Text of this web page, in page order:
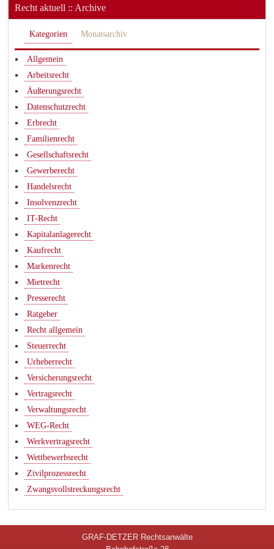
Recht aktuell :: Archive
Kategorien Monatsarchiv
Allgemein
Arbeitsrecht
Äußerungsrecht
Datenschutzrecht
Erbrecht
Familienrecht
Gesellschaftsrecht
Gewerberecht
Handelsrecht
Insolvenzrecht
IT-Recht
Kapitalanlagerecht
Kaufrecht
Markenrecht
Mietrecht
Presserecht
Ratgeber
Recht allgemein
Steuerrecht
Urheberrecht
Versicherungsrecht
Vertragsrecht
Verwaltungsrecht
WEG-Recht
Werkvertragsrecht
Wettbewerbsrecht
Zivilprozessrecht
Zwangsvollstreckungsrecht
GRAF-DETZER Rechtsanwälte